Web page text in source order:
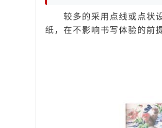
较多的采用点线或点状设
纸，在不影响书写体验的前